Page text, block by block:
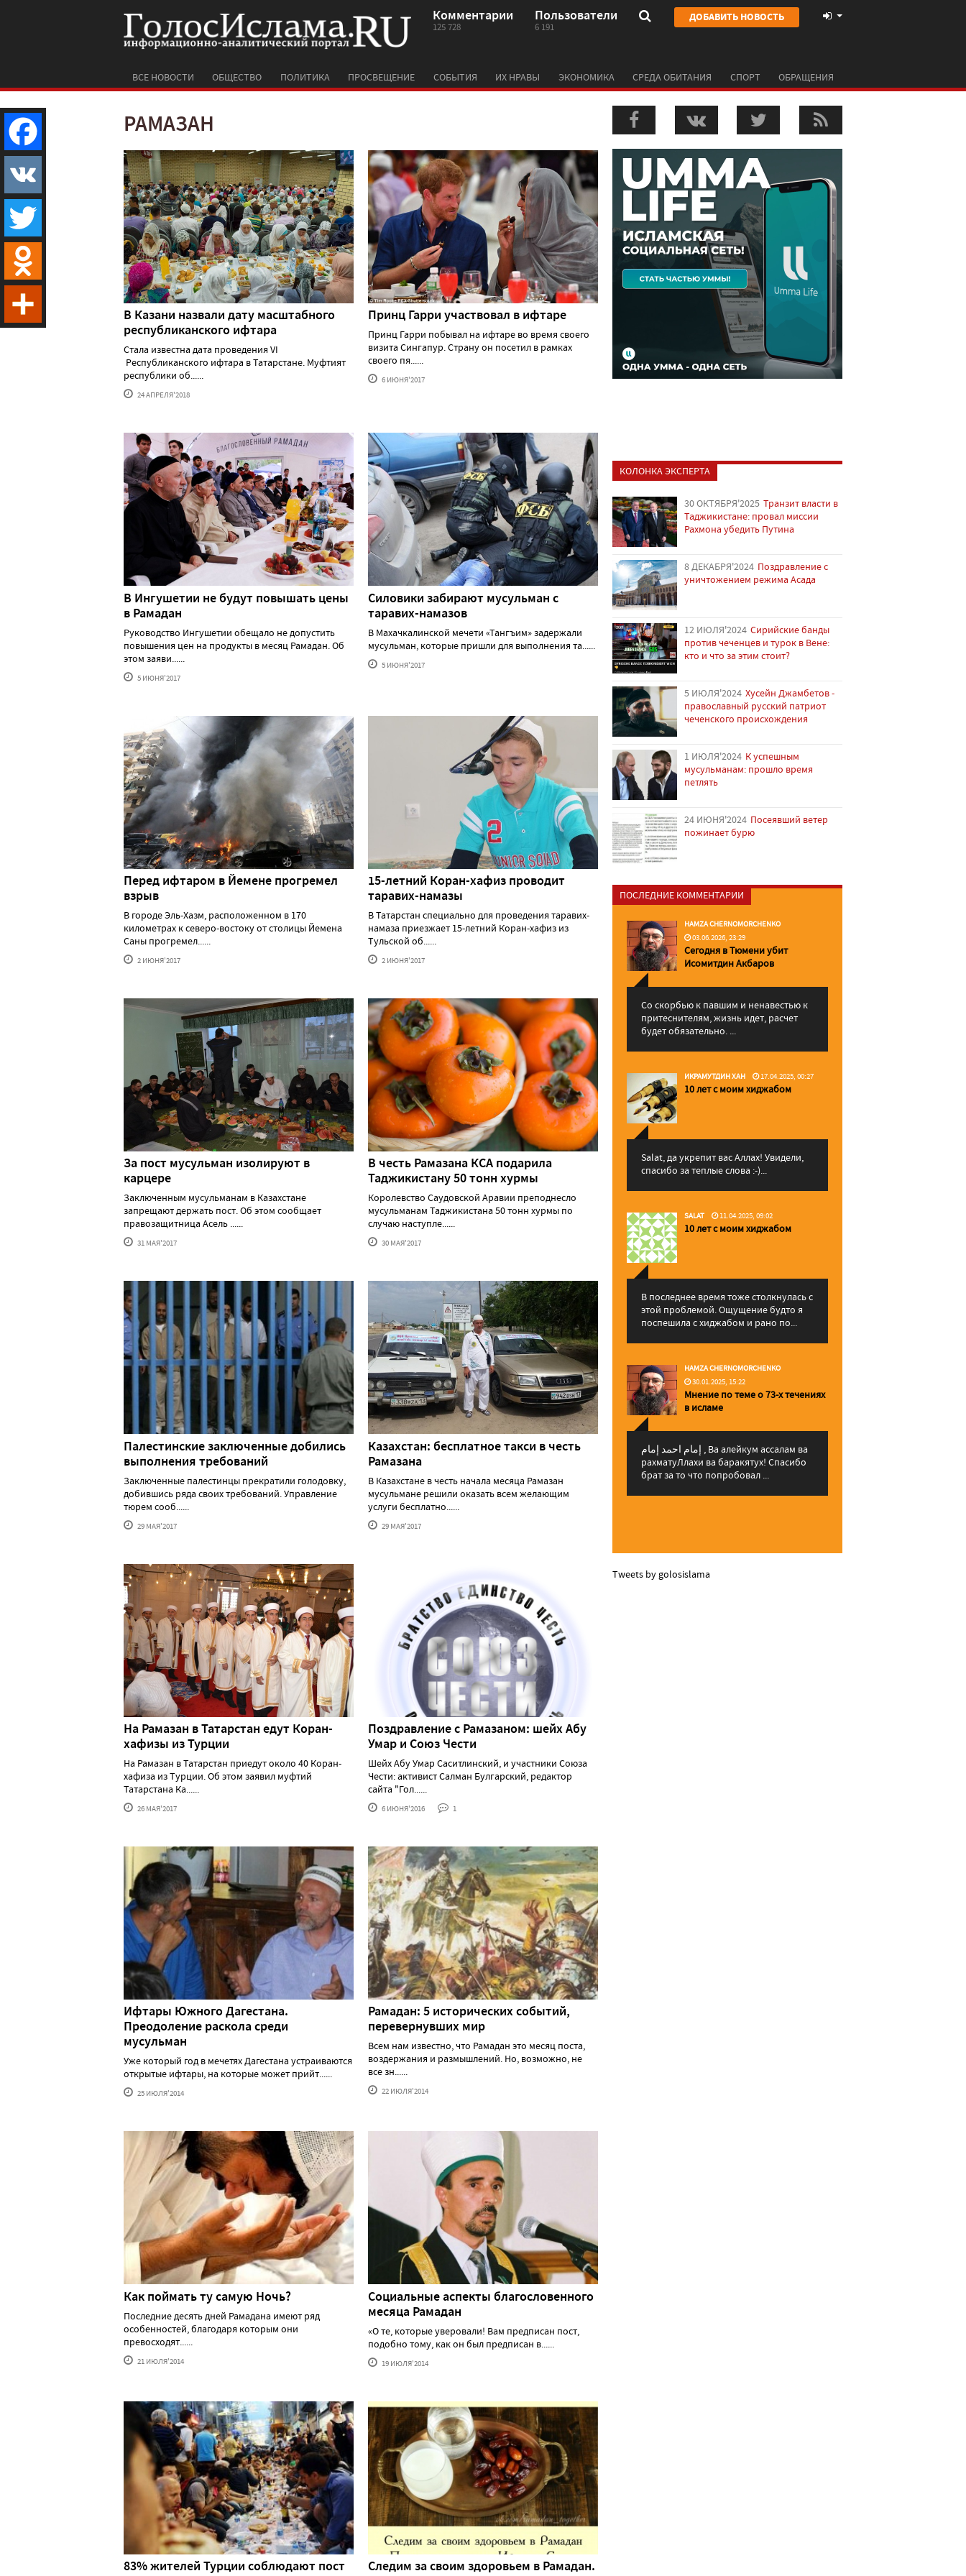
Комментарии
125 728
Пользователи
6 191
ДОБАВИТЬ НОВОСТЬ
ВСЕ НОВОСТИ ОБЩЕСТВО ПОЛИТИКА ПРОСВЕЩЕНИЕ СОБЫТИЯ ИХ НРАВЫ ЭКОНОМИКА СРЕДА ОБИТАНИЯ СПОРТ ОБРАЩЕНИЯ
РАМАЗАН
В Казани назвали дату масштабного
республиканского ифтара
Стала известна дата проведения VI
Республиканского ифтара в Татарстане. Муфтият
республики об......
24 АПРЕЛЯ'2018
Принц Гарри участвовал в ифтаре
Принц Гарри побывал на ифтаре во время своего
визита Сингапур. Страну он посетил в рамках
своего пя......
6 ИЮНЯ'2017
В Ингушетии не будут повышать цены
в Рамадан
Руководство Ингушетии обещало не допустить
повышения цен на продукты в месяц Рамадан. Об
этом заяви......
5 ИЮНЯ'2017
Силовики забирают мусульман с
таравих-намазов
В Махачкалинской мечети «Тангъим» задержали
мусульман, которые пришли для выполнения та......
5 ИЮНЯ'2017
Перед ифтаром в Йемене прогремел
взрыв
В городе Эль-Хазм, расположенном в 170
километрах к северо-востоку от столицы Йемена
Саны прогремел......
2 ИЮНЯ'2017
15-летний Коран-хафиз проводит
таравих-намазы
В Татарстан специально для проведения таравих-
намаза приезжает 15-летний Коран-хафиз из
Тульской об......
2 ИЮНЯ'2017
За пост мусульман изолируют в
карцере
Заключенным мусульманам в Казахстане
запрещают держать пост. Об этом сообщает
правозащитница Асель ......
31 МАЯ'2017
В честь Рамазана КСА подарила
Таджикистану 50 тонн хурмы
Королевство Саудовской Аравии преподнесло
мусульманам Таджикистана 50 тонн хурмы по
случаю наступле......
30 МАЯ'2017
Палестинские заключенные добились
выполнения требований
Заключенные палестинцы прекратили голодовку,
добившись ряда своих требований. Управление
тюрем сооб......
29 МАЯ'2017
Казахстан: бесплатное такси в честь
Рамазана
В Казахстане в честь начала месяца Рамазан
мусульмане решили оказать всем желающим
услуги бесплатно......
29 МАЯ'2017
На Рамазан в Татарстан едут Коран-
хафизы из Турции
На Рамазан в Татарстан приедут около 40 Коран-
хафиза из Турции. Об этом заявил муфтий
Татарстана Ка......
26 МАЯ'2017
Поздравление с Рамазаном: шейх Абу
Умар и Союз Чести
Шейх Абу Умар Саситлинский, и участники Союза
Чести: активист Салман Булгарский, редактор
сайта "Гол......
6 ИЮНЯ'2016 1
Ифтары Южного Дагестана.
Преодоление раскола среди
мусульман
Уже который год в мечетях Дагестана устраиваются
открытые ифтары, на которые может прийт......
25 ИЮЛЯ'2014
Рамадан: 5 исторических событий,
перевернувших мир
Всем нам известно, что Рамадан это месяц поста,
воздержания и размышлений. Но, возможно, не
все зн......
22 ИЮЛЯ'2014
Как поймать ту самую Ночь?
Последние десять дней Рамадана имеют ряд
особенностей, благодаря которым они
превосходят......
21 ИЮЛЯ'2014
Социальные аспекты благословенного
месяца Рамадан
«О те, которые уверовали! Вам предписан пост,
подобно тому, как он был предписан в......
19 ИЮЛЯ'2014
83% жителей Турции соблюдают пост
Следим за своим здоровьем в Рамадан.
КОЛОНКА ЭКСПЕРТА
30 ОКТЯБРЯ'2025 Транзит власти в
Таджикистане: провал миссии
Рахмона убедить Путина
8 ДЕКАБРЯ'2024 Поздравление с
уничтожением режима Асада
12 ИЮЛЯ'2024 Сирийские банды
против чеченцев и турок в Вене:
кто и что за этим стоит?
5 ИЮЛЯ'2024 Хусейн Джамбетов -
православный русский патриот
чеченского происхождения
1 ИЮЛЯ'2024 К успешным
мусульманам: прошло время
петлять
24 ИЮНЯ'2024 Посеявший ветер
пожинает бурю
ПОСЛЕДНИЕ КОММЕНТАРИИ
HAMZA CHERNOMORCHENKO
03.06.2026, 23:29
Сегодня в Тюмени убит
Исомитдин Акбаров
Со скорбью к павшим и ненавестью к
притеснителям, жизнь идет, расчет
будет обязательно. ...
ИКРАМУТДИН ХАН 17.04.2025, 00:27
10 лет с моим хиджабом
Salat, да укрепит вас Аллаx! Увидели,
спасибо за теплые слова :-)...
SALAT 11.04.2025, 09:02
10 лет с моим хиджабом
В последнее время тоже столкнулась с
этой проблемой. Ощущение будто я
поспешила с хиджабом и рано по...
HAMZA CHERNOMORCHENKO
30.01.2025, 15:22
Мнение по теме о 73-х течениях
в исламе
إمام احمد إمام , Ва алейкум ассалам ва
рахматуЛлахи ва баракятух! Спасибо
брат за то что попробовал ...
Tweets by golosislama
Facebook
VK
Twitter
Odnoklassniki